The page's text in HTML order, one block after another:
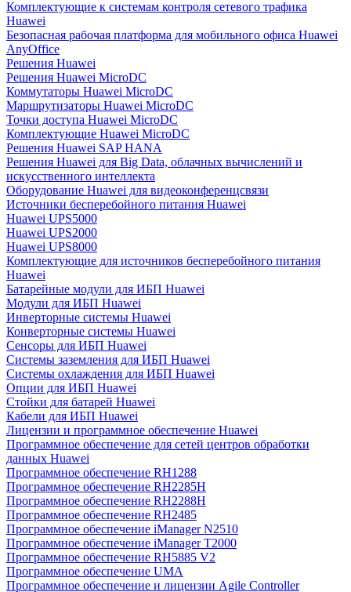
Комплектующие к системам контроля сетевого трафика
Huawei
Безопасная рабочая платформа для мобильного офиса Huawei
AnyOffice
Решения Huawei
Решения Huawei MicroDC
Коммутаторы Huawei MicroDC
Маршрутизаторы Huawei MicroDC
Точки доступа Huawei MicroDC
Комплектующие Huawei MicroDC
Решения Huawei SAP HANA
Решения Huawei для Big Data, облачных вычислений и
искусственного интеллекта
Оборудование Huawei для видеоконференцсвязи
Источники бесперебойного питания Huawei
Huawei UPS5000
Huawei UPS2000
Huawei UPS8000
Комплектующие для источников бесперебойного питания
Huawei
Батарейные модули для ИБП Huawei
Модули для ИБП Huawei
Инверторные системы Huawei
Конверторные системы Huawei
Сенсоры для ИБП Huawei
Системы заземления для ИБП Huawei
Системы охлаждения для ИБП Huawei
Опции для ИБП Huawei
Стойки для батарей Huawei
Кабели для ИБП Huawei
Лицензии и программное обеспечение Huawei
Программное обеспечение для сетей центров обработки
данных Huawei
Программное обеспечение RH1288
Программное обеспечение RH2285H
Программное обеспечение RH2288H
Программное обеспечение RH2485
Программное обеспечение iManager N2510
Программное обеспечение iManager T2000
Программное обеспечение RH5885 V2
Программное обеспечение UMA
Программное обеспечение и лицензии Agile Controller